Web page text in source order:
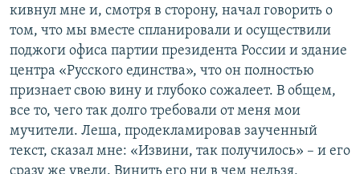
кивнул мне и, смотря в сторону, начал говорить о
том, что мы вместе спланировали и осуществили
поджоги офиса партии президента России и здание
центра «Русского единства», что он полностью
признает свою вину и глубоко сожалеет. В общем,
все то, чего так долго требовали от меня мои
мучители. Леша, продекламировав заученный
текст, сказал мне: «Извини, так получилось» – и его